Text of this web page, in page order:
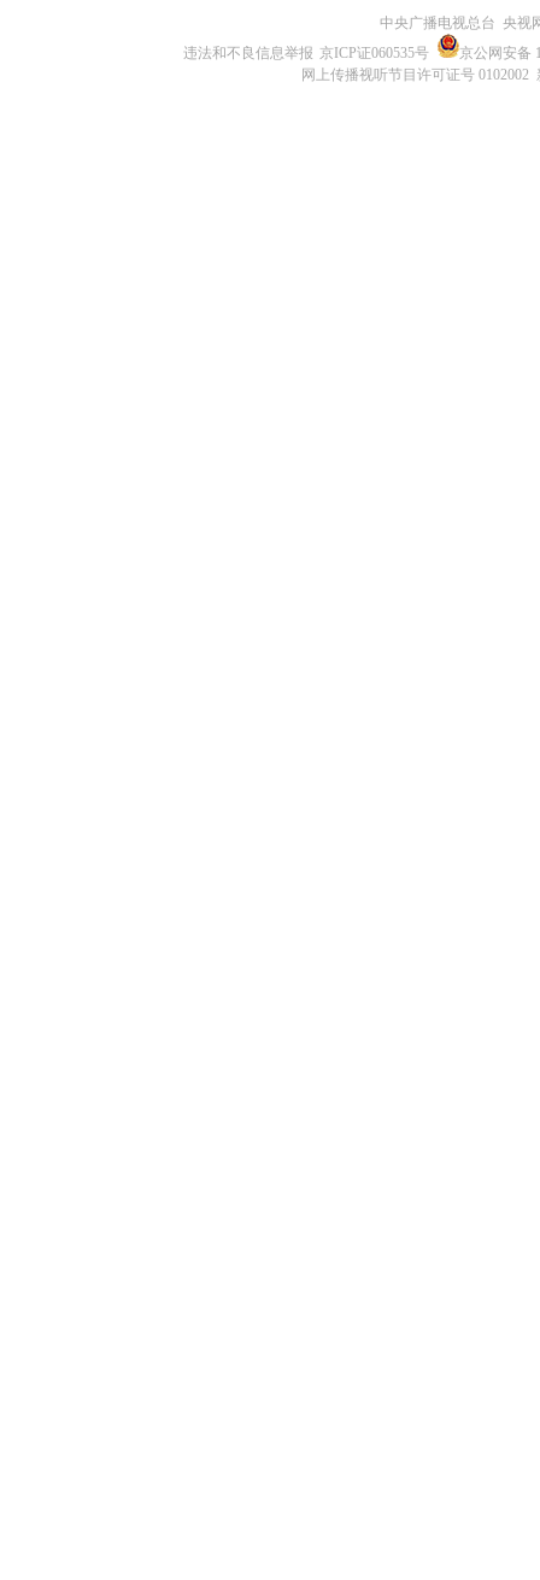
中央广播电视总台 央视
违法和不良信息举报 京ICP证060535号
京公网安备
网上传播视听节目许可证号 0102002